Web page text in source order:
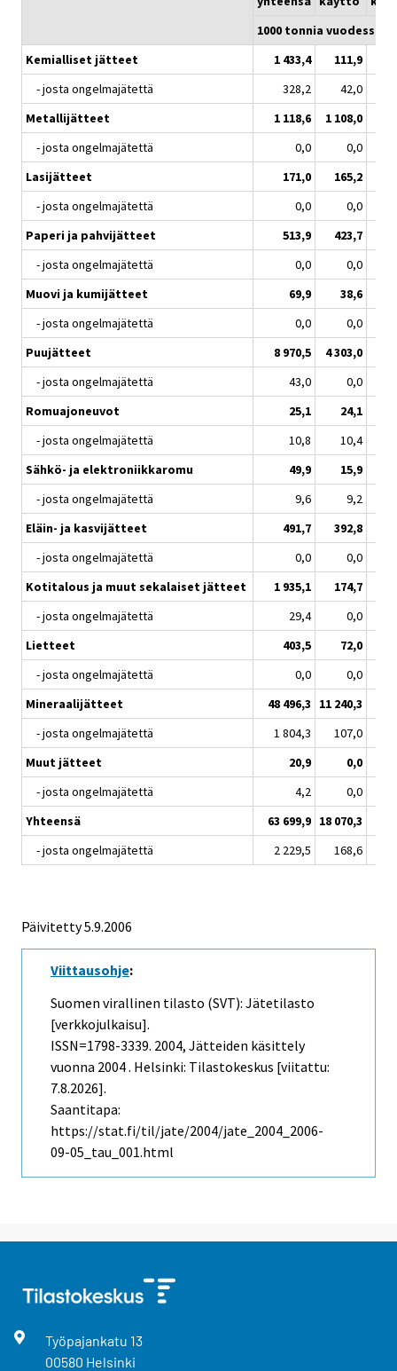
1000 tonnia vuodessa
Kemialliset jätteet
1 433,4 111,9
- josta ongelmajätettä
328,2
42,0
Metallijätteet
1 118,6
1 108,0
- josta ongelmajätettä
0,0
0,0
Lasijätteet
171,0
165,2
- josta ongelmajätettä
0,0
0,0
Paperi ja pahvijätteet
513,9
423,7
- josta ongelmajätettä
0,0
0,0
Muovi ja kumijätteet
69,9
38,6
- josta ongelmajätettä
0,0
0,0
Puujätteet
8 970,5 4 303,0
- josta ongelmajätettä
43,0
0,0
Romuajoneuvot
25,1
24,1
- josta ongelmajätettä
10,8
10,4
Sähkö- ja elektroniikkaromu
49,9
15,9
- josta ongelmajätettä
9,6
9,2
Eläin- ja kasvijätteet
491,7
392,8
- josta ongelmajätettä
0,0
0,0
Kotitalous ja muut sekalaiset jätteet
1 935,1 174,7
- josta ongelmajätettä
29,4
0,0
Lietteet
403,5 72,0
- josta ongelmajätettä
0,0
0,0
Mineraalijätteet
48 496,3
11 240,3
- josta ongelmajätettä
1 804,3
107,0
Muut jätteet
20,9
0,0
- josta ongelmajätettä
4,2
0,0
Yhteensä
63 699,9 18 070,3
- josta ongelmajätettä
2 229,5 168,6
Päivitetty5.9.2006
Viittausohje:
Suomen virallinen tilasto (SVT): Jätetilasto
[verkkojulkaisu].
ISSN=1798-3339. 2004, Jätteiden käsittely
vuonna 2004 . Helsinki: Tilastokeskus [viitattu:
7.8.2026].
Saantitapa:
https://stat.fi/til/jate/2004/jate_2004_2006-
09-05_tau_001.html
Työpajankatu 13
00580 Helsinki